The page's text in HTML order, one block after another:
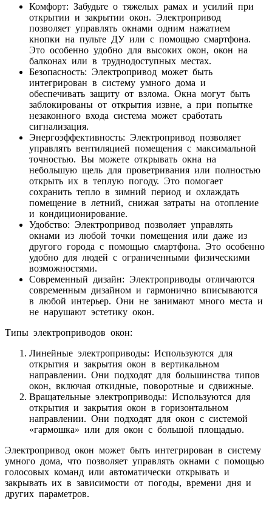
Комфорт: Забудьте о тяжелых рамах и усилий при
открытии и закрытии окон. Электропривод
позволяет управлять окнами одним нажатием
кнопки на пульте ДУ или с помощью смартфона.
Это особенно удобно для высоких окон, окон на
балконах или в труднодоступных местах.
Безопасность: Электропривод может быть
интегрирован в систему умного дома и
обеспечивать защиту от взлома. Окна могут быть
заблокированы от открытия извне, а при попытке
незаконного входа система может сработать
сигнализация.
Энергоэффективность: Электропривод позволяет
управлять вентиляцией помещения с максимальной
точностью. Вы можете открывать окна на
небольшую щель для проветривания или полностью
открыть их в теплую погоду. Это помогает
сохранить тепло в зимний период и охлаждать
помещение в летний, снижая затраты на отопление
и кондиционирование.
Удобство: Электропривод позволяет управлять
окнами из любой точки помещения или даже из
другого города с помощью смартфона. Это особенно
удобно для людей с ограниченными физическими
возможностями.
Современный дизайн: Электроприводы отличаются
современным дизайном и гармонично вписываются
в любой интерьер. Они не занимают много места и
не нарушают эстетику окон.
Типы электроприводов окон:
Линейные электроприводы: Используются для
открытия и закрытия окон в вертикальном
направлении. Они подходят для большинства типов
окон, включая откидные, поворотные и сдвижные.
Вращательные электроприводы: Используются для
открытия и закрытия окон в горизонтальном
направлении. Они подходят для окон с системой
«гармошка» или для окон с большой площадью.
Электропривод окон может быть интегрирован в систему
умного дома, что позволяет управлять окнами с помощью
голосовых команд или автоматически открывать и
закрывать их в зависимости от погоды, времени дня и
других параметров.